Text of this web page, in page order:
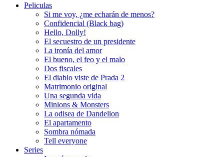
Peliculas
Si me voy, ¿me echarán de menos?
Confidencial (Black bag)
Hello, Dolly!
El secuestro de un presidente
La ironía del amor
El bueno, el feo y el malo
Dos fiscales
El diablo viste de Prada 2
Matrimonio original
Una segunda vida
Minions & Monsters
La odisea de Dandelion
El apartamento
Sombra nómada
Tell everyone
Series